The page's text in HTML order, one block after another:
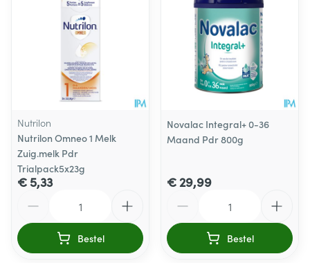
Nutrilon
Nutrilon Omneo 1 Melk
Zuig.melk Pdr
Trialpack5x23g
€ 5,33
Bestel
Novalac Integral+ 0-36
Maand Pdr 800g
€ 29,99
Bestel